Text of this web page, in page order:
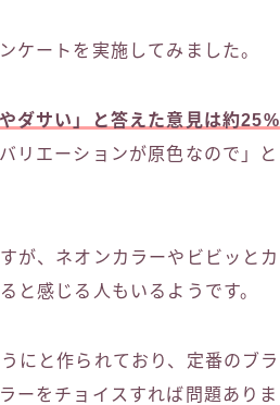
ケートを実施してみました。
ダサい」と答えた意見は約25%
リエーションが原色なので」と
が、ネオンカラーやビビッとカ
と感じる人もいるようです。
にと作られており、定番のブラ
ーをチョイスすれば問題ありま